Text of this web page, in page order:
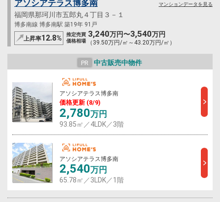
アソシアテラス博多南
福岡県那珂川市五郎丸４丁目３－１
博多南線 博多南駅 築19年 91戸
上昇率12.8%
推定売買
価格相場
3,240万円〜3,540万円
（39.50万円/㎡～43.20万円/㎡）
マンションデータを見る
PR 中古販売中物件
アソシアテラス博多南
価格更新 (8/9)
2,780万円
93.85㎡／4LDK／3階
アソシアテラス博多南
2,540万円
65.78㎡／3LDK／1階